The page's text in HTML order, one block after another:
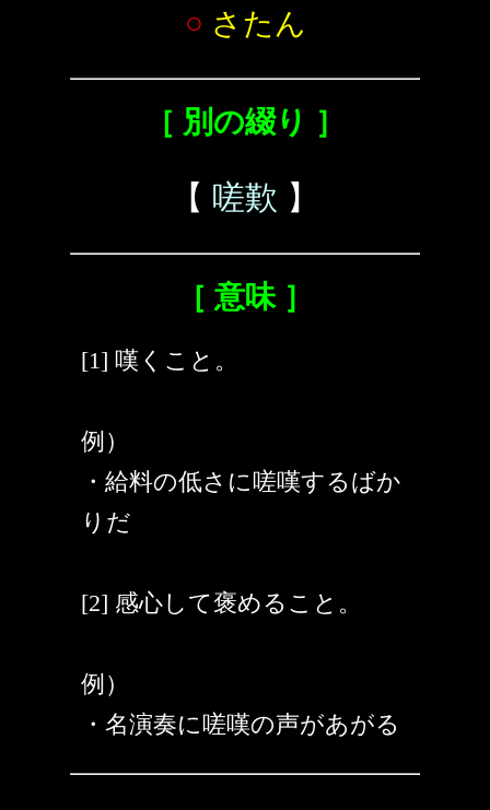
○ さたん
［ 別の綴り ］
【 嗟歎 】
［ 意味 ］
[1] 嘆くこと。
例）
・給料の低さに嗟嘆するばか
りだ
[2] 感心して褒めること。
例）
・名演奏に嗟嘆の声があがる